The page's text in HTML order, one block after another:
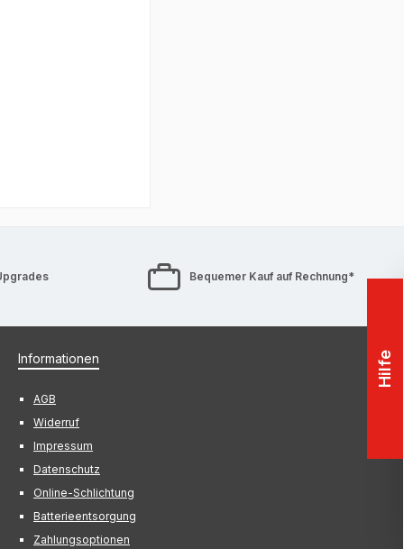
Bequemer Kauf auf Rechnung*
Informationen
AGB
Widerruf
Impressum
Datenschutz
Online-Schlichtung
Batterieentsorgung
Zahlungsoptionen
Hilfe